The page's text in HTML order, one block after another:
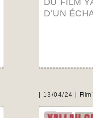
D’UN
13/04/24 Film